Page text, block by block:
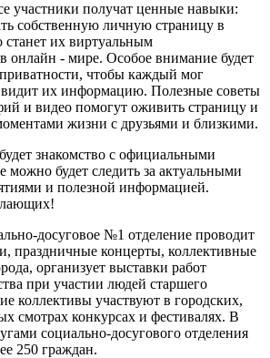
участники получат ценные навыки:
собственную личную страницу в
станет их виртуальным
онлайн - мире. Особое внимание будет
чтобы каждый мог
видит их информацию. Полезные советы
и видео помогут оживить страницу и
жизни с друзьями и близкими.
знакомство с официальными
можно будет следить за актуальными
и полезной информацией.
досуговое №1 отделение проводит
праздничные концерты, коллективные
организует выставки работ
при участии людей старшего
коллективы участвуют в городских,
смотрах конкурсах и фестивалях. В
социально-досугового отделения
250 граждан.